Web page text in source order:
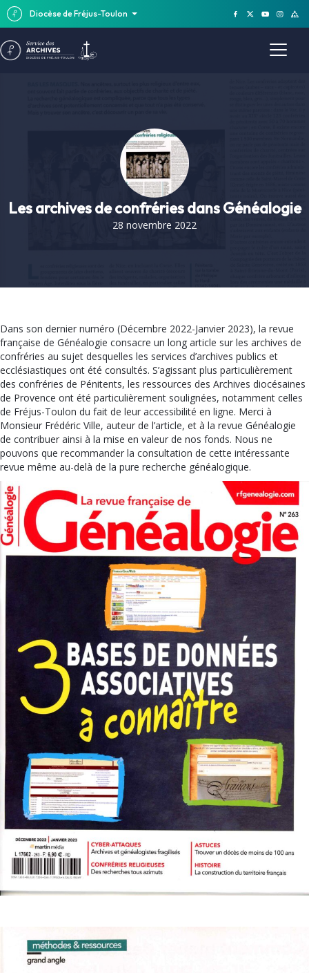
Diocèse de Fréjus-Toulon
Les archives de confréries dans Généalogie
28 novembre 2022
Dans son dernier numéro (Décembre 2022-Janvier 2023), la revue
française de Généalogie consacre un long article sur les archives de
confréries au sujet desquelles les services d’archives publics et
ecclésiastiques ont été consultés. S’agissant plus particulièrement
des confréries de Pénitents, les ressources des Archives diocésaines
de Provence ont été particulièrement soulignées, notamment celles
de Fréjus-Toulon du fait de leur accessibilité en ligne. Merci à
Monsieur Frédéric Ville, auteur de l’article, et à la revue Généalogie
de contribuer ainsi à la mise en valeur de nos fonds. Nous ne
pouvons que recommander la consultation de cette intéressante
revue même au-delà de la pure recherche généalogique.